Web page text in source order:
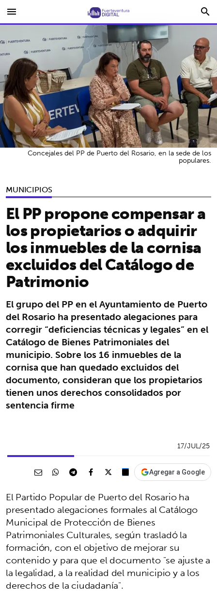
menu search
MUNICIPIOS
El PP propone compensar a
los propietarios o adquirir
los inmuebles de la cornisa
excluidos del Catálogo de
Patrimonio
El grupo del PP en el Ayuntamiento de Puerto
del Rosario ha presentado alegaciones para
corregir “deficiencias técnicas y legales” en el
Catálogo de Bienes Patrimoniales del
municipio. Sobre los 16 inmuebles de la
cornisa que han quedado excluidos del
documento, consideran que los propietarios
tienen unos derechos consolidados por
sentencia firme
Concejales del PP de Puerto del Rosario, en la sede de los
populares.
17/JUL/25
Agregar a Google
El Partido Popular de Puerto del Rosario ha
presentado alegaciones formales al Catálogo
Municipal de Protección de Bienes
Patrimoniales Culturales, según trasladó la
formación, con el objetivo de mejorar su
contenido y para que el documento "se ajuste a
la legalidad, a la realidad del municipio y a los
derechos de la ciudadanía".